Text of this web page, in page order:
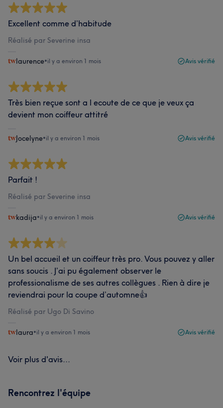
Excellent comme d’habitude
Réalisé par Severine insa
laurence•il y a environ 1 mois Avis vérifié
Très bien reçue sont a l ecoute de ce que je veux ça
devient mon coiffeur attitré
Jocelyne•il y a environ 1 mois Avis vérifié
Parfait !
Réalisé par Severine insa
kadija•il y a environ 1 mois Avis vérifié
Un bel accueil et un coiffeur très pro. Vous pouvez y aller
sans soucis . J’ai pu également observer le
professionalisme de ses autres collègues . Rien à dire je
reviendrai pour la coupe d’automne👍
Réalisé par Ugo Di Savino
laura•il y a environ 1 mois Avis vérifié
Voir plus d'avis...
Rencontrez l'équipe